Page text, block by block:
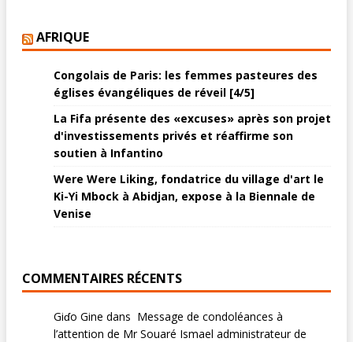
AFRIQUE
Congolais de Paris: les femmes pasteures des
églises évangéliques de réveil [4/5]
La Fifa présente des «excuses» après son projet
d'investissements privés et réaffirme son
soutien à Infantino
Were Were Liking, fondatrice du village d'art le
Ki-Yi Mbock à Abidjan, expose à la Biennale de
Venise
COMMENTAIRES RÉCENTS
Giɗo Gine dans Message de condoléances à
l’attention de Mr Souaré Ismael administrateur de